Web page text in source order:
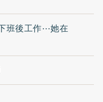
班後工作⋯她在